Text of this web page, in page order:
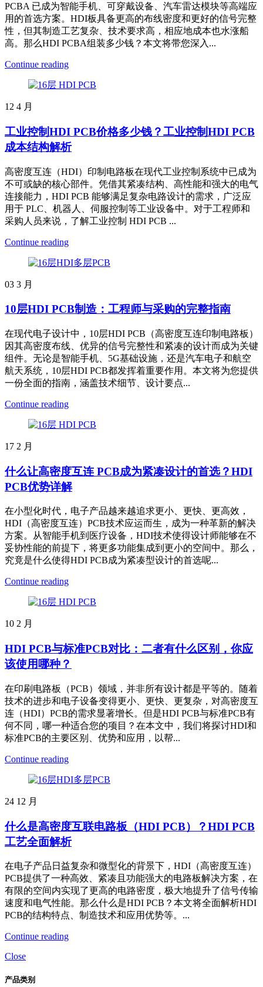
PCBA 已成为智能手机、可穿戴设备、汽车雷达模块等高端应
用的首选方案。HDI板具备更高的布线密度和更好的信号完整
性，但其制造工艺复杂、技术要求高，相应地成本也水涨船
高。那么HDI PCBA组装多少钱？本文将带您深入...
Continue reading
12 4 月
工业控制HDI PCB价格多少钱？工业控制HDI PCB
成本结构解析
高密度互连（HDI）印制电路板在现代工业控制系统中已成为
不可或缺的核心部件。凭借其紧凑结构、高性能和强大的电气
连接能力，HDI PCB 能够满足复杂电路设计的需求，广泛应
用于 PLC、机器人、伺服控制等工业设备中。对于工程师和
采购人员来说，了解工业控制 HDI PCB ...
Continue reading
03 3 月
10层HDI PCB制造：工程师与采购的完整指南
在现代电子设计中，10层HDI PCB（高密度互连印制电路板）
因其高密度布线、优异的信号完整性和紧凑的设计而成为关键
组件。无论是智能手机、5G基础设施，还是汽车电子和航空
航天系统，10层HDI PCB都发挥着重要作用。本文将为您提供
一份全面的指南，涵盖技术细节、设计要点...
Continue reading
17 2 月
什么让高密度互连 PCB成为紧凑设计的首选？HDI
PCB优势详解
在小型化时代，电子产品越来越追求更小、更快、更高效，
HDI（高密度互连）PCB技术应运而生，成为一种革新的解决
方案。从智能手机到医疗设备，HDI技术使得设计师能够在不
妥协性能的前提下，将更多功能集成到更小的空间中。那么，
究竟是什么使得HDI PCB成为紧凑型设计的首选呢...
Continue reading
10 2 月
HDI PCB与标准PCB对比：二者有什么区别，你应
该使用哪种？
在印刷电路板（PCB）领域，并非所有设计都是平等的。随着
技术的进步和电子设备变得更小、更快、更复杂，对高密度互
连（HDI）PCB的需求显著增长。但是HDI PCB与标准PCB有
何不同，哪一种适合您的项目？在本文中，我们将探讨HDI和
标准PCB的主要区别、优势和应用，以帮...
Continue reading
24 12 月
什么是高密度互联电路板（HDI PCB）？HDI PCB
工艺全面解析
在电子产品日益复杂和微型化的背景下，HDI（高密度互连）
PCB提供了一种高效、紧凑且功能强大的电路板解决方案，在
有限的空间内实现了更高的电路密度，极大地提升了信号传输
速度和电气性能。那么什么是HDI PCB？本文将全面解析HDI
PCB的结构特点、制造技术和应用优势等。...
Continue reading
Close
产品类别